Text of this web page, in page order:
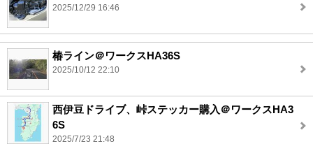
2025/12/29 16:46
椿ライン＠ワークスHA36S
2025/10/12 22:10
西伊豆ドライブ、峠ステッカー購入＠ワークスHA3
6S
2025/7/23 21:48